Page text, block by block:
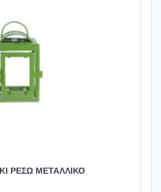
ΡΕΣΩ ΜΕΤΑΛΛΙΚΟ